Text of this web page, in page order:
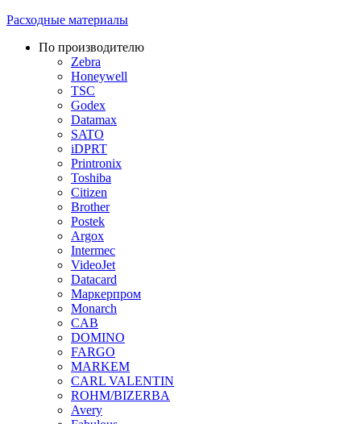
Расходные материалы
По производителю
Zebra
Honeywell
TSC
Godex
Datamax
SATO
iDPRT
Printronix
Toshiba
Citizen
Brother
Postek
Argox
Intermec
VideoJet
Datacard
Маркерпром
Monarch
CAB
DOMINO
FARGO
MARKEM
CARL VALENTIN
ROHM/BIZERBA
Avery